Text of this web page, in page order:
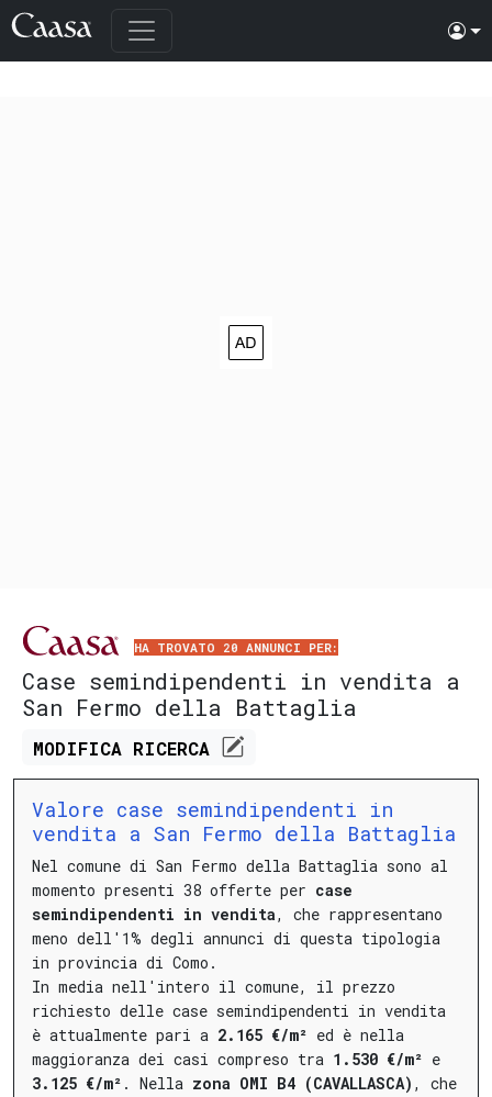
HA TROVATO 20 ANNUNCI PER:
Case semindipendenti in vendita a
San Fermo della Battaglia
MODIFICA RICERCA
Valore case semindipendenti in
vendita a San Fermo della Battaglia
Nel comune di San Fermo della Battaglia sono al
momento presenti 38 offerte per case
semindipendenti in vendita, che rappresentano
meno dell'1% degli annunci di questa tipologia
in provincia di Como.
In media nell'intero il comune, il prezzo
richiesto delle case semindipendenti in vendita
è attualmente pari a 2.165 €/m² ed è nella
maggioranza dei casi compreso tra 1.530 €/m² e
3.125 €/m² . Nella zona OMI B4 (CAVALLASCA) , che